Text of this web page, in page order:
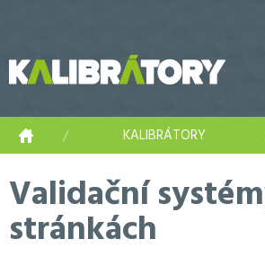
KALIBRÁTORY
Validační
stránkách